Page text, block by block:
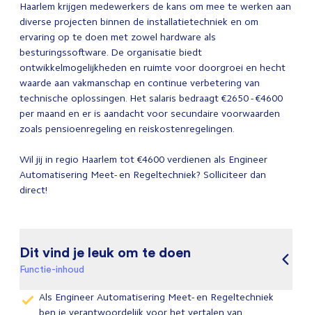
Haarlem krijgen medewerkers de kans om mee te werken aan
diverse projecten binnen de installatietechniek en om
ervaring op te doen met zowel hardware als
besturingssoftware. De organisatie biedt
ontwikkelmogelijkheden en ruimte voor doorgroei en hecht
waarde aan vakmanschap en continue verbetering van
technische oplossingen. Het salaris bedraagt €2650 - €4600
per maand en er is aandacht voor secundaire voorwaarden
zoals pensioenregeling en reiskostenregelingen.
Wil jij in regio Haarlem tot €4600 verdienen als Engineer
Automatisering Meet- en Regeltechniek? Solliciteer dan
direct!
Dit vind je leuk om te doen
Functie-inhoud
Als Engineer Automatisering Meet- en Regeltechniek
ben je verantwoordelijk voor het vertalen van